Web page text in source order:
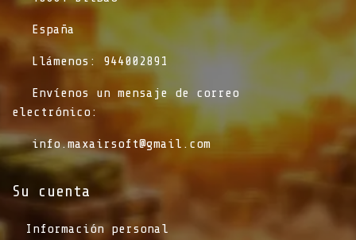
​España
​Llámenos: 944002891
​Envíenos un mensaje de correo
electrónico:
info.maxairsoft@gmail.com
Su cuenta
Información personal